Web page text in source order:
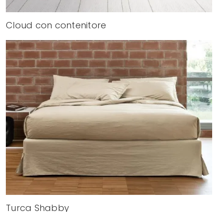
Cloud con contenitore
Turca Shabby